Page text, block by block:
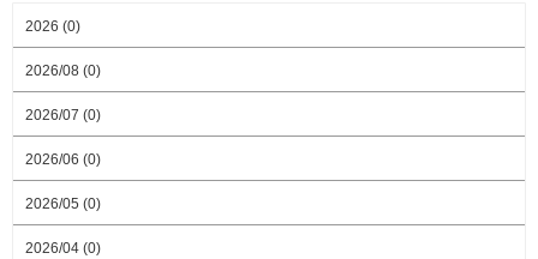
2026 (0)
2026/08 (0)
2026/07 (0)
2026/06 (0)
2026/05 (0)
2026/04 (0)